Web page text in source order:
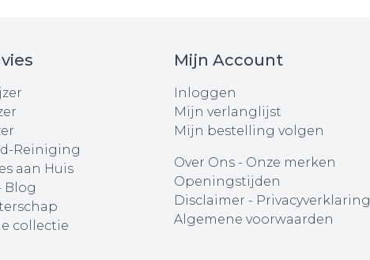
Reiniging
aan Huis
Blog
collectie
Mijn Account
Inloggen
Mijn verlanglijst
Mijn bestelling volgen
Over Ons- Onze merken
Openingstijden
Disclaimer - Privacyverklaring
Algemene voorwaarden